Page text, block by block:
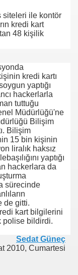
siteleri ile kontör
kredi kart
48 kişilik
kredi kartı
yaptığı
hackerlarla
tuttuğu
Müdürlüğü'ne
Bilişim
Bilişim
15 bin kişinin
liralık haksız
yaptığı
hackerlara da
sürecinde
de gitti.
kart bilgilerini
polise bildirdi.
Sedat Güneç
2010, Cumartesi